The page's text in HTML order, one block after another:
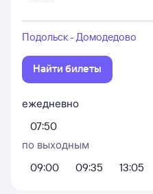
Подольск - Домодедово
Найти билеты
ежедневно
07:50
по выходным
09:00
09:35 13:05